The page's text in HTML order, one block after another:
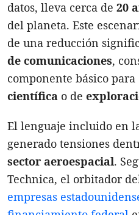
datos, lleva cerca de 20
del planeta. Este
de una reducción
de comunicaciones,
componente básico
científica o de
El lenguaje incluido en
generado tensiones
sector aeroespacial.
Technica, el orbitador
empresas